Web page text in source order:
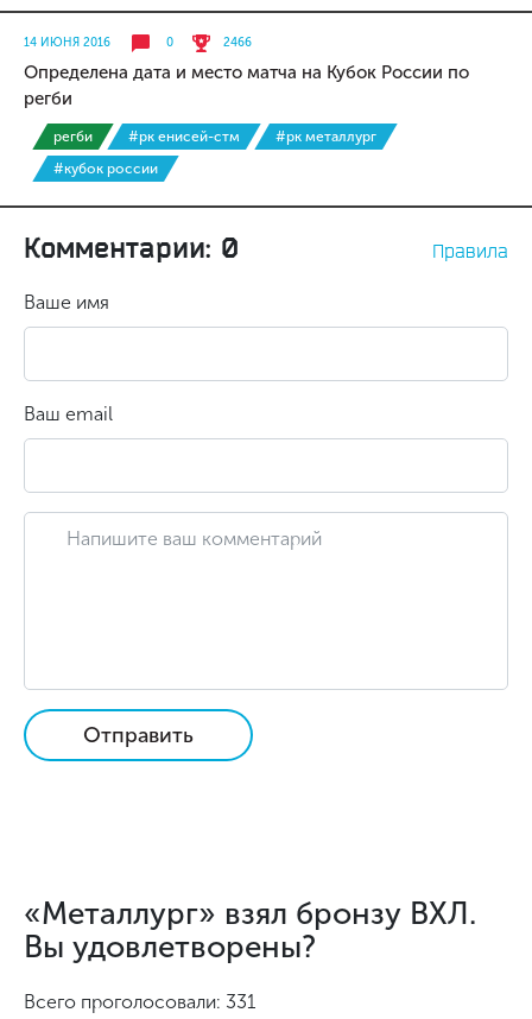
14 ИЮНЯ 2016 0 2466
Определена дата и место матча на Кубок России по
регби
регби #рк енисей-стм
#рк металлург
#кубок россии
Комментарии: 0 Правила
Ваше имя
Ваш email
Отправить
«Металлург» взял бронзу ВХЛ.
Вы удовлетворены?
Всего проголосовали: 331